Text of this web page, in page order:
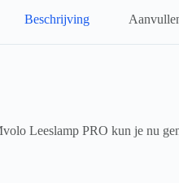
Beschrijving
Leeslamp PRO kun je nu